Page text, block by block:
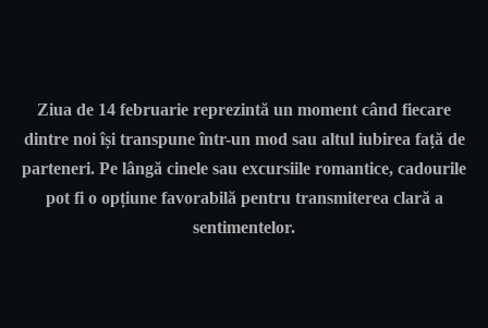
Ziua de 14 februarie reprezintă un moment când fiecare
dintre noi își transpune într-un mod sau altul iubirea față de
parteneri. Pe lângă cinele sau excursiile romantice, cadourile
pot fi o opțiune favorabilă pentru transmiterea clară a
sentimentelor.